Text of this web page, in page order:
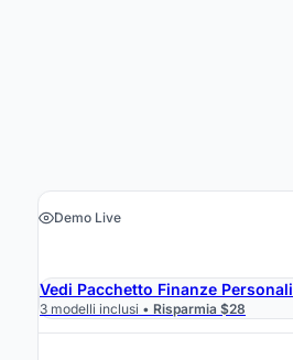
Demo Live
Vedi Pacchetto Finanze Personali
3 modelli inclusi • Risparmia $28